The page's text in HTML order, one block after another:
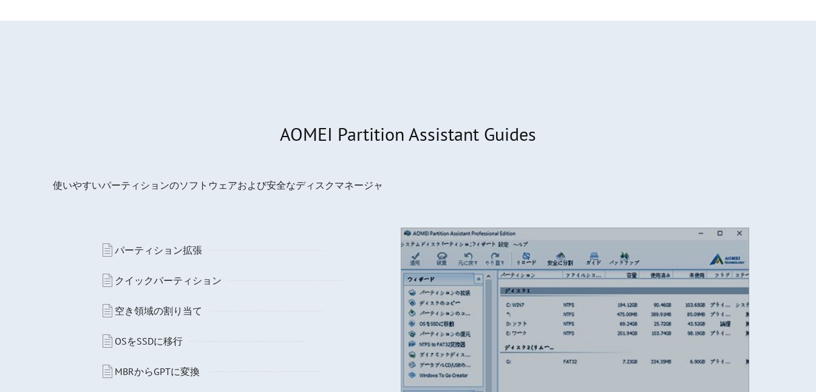
AOMEI Partition Assistant Guides
使いやすいパーティションのソフトウェアおよび安全なディスクマネージャ
パーティション拡張
クイックパーティション
空き領域の割り当て
OSをSSDに移行
MBRからGPTに変換